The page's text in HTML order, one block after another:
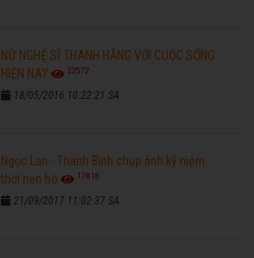
NỮ NGHỆ SĨ THANH HẰNG VỚI CUỘC SỐNG
HIỆN NAY
32572
18/05/2016 10:22:21 SA
Ngọc Lan - Thanh Bình chụp ảnh kỷ niệm
thời hẹn hò
17818
21/09/2017 11:02:37 SA